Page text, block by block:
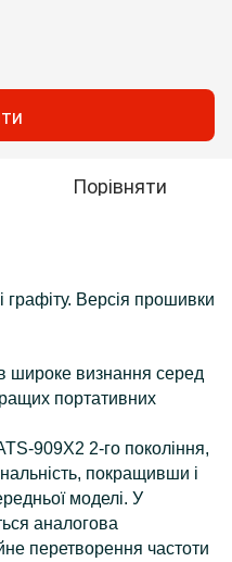
Порівняти
Версія прошивки
широке визнання серед
портативних
909X2 2-го покоління,
покращивши і
моделі. У
аналогова
перетворення частоти